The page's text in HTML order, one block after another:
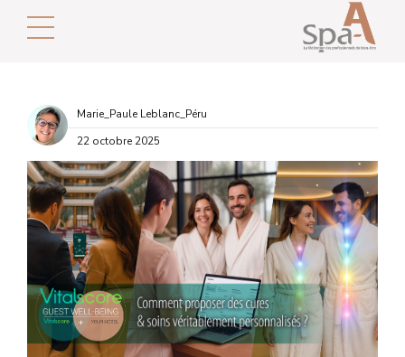
Marie_Paule Leblanc_Péru
22 octobre 2025